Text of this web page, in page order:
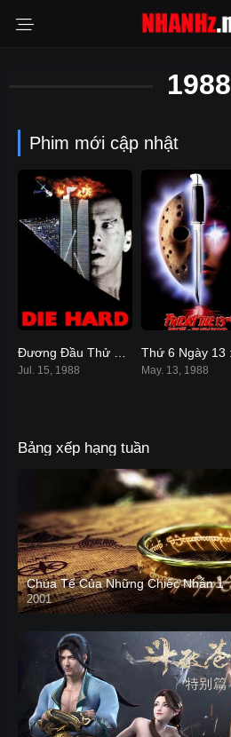
1988
Phim mới cập nhật
8.2
Jul. 15, 1988 May. 13, 1988
Bảng xếp hạng tuần
Chúa Tể Của Những Chiếc Nhẫn 1
2001